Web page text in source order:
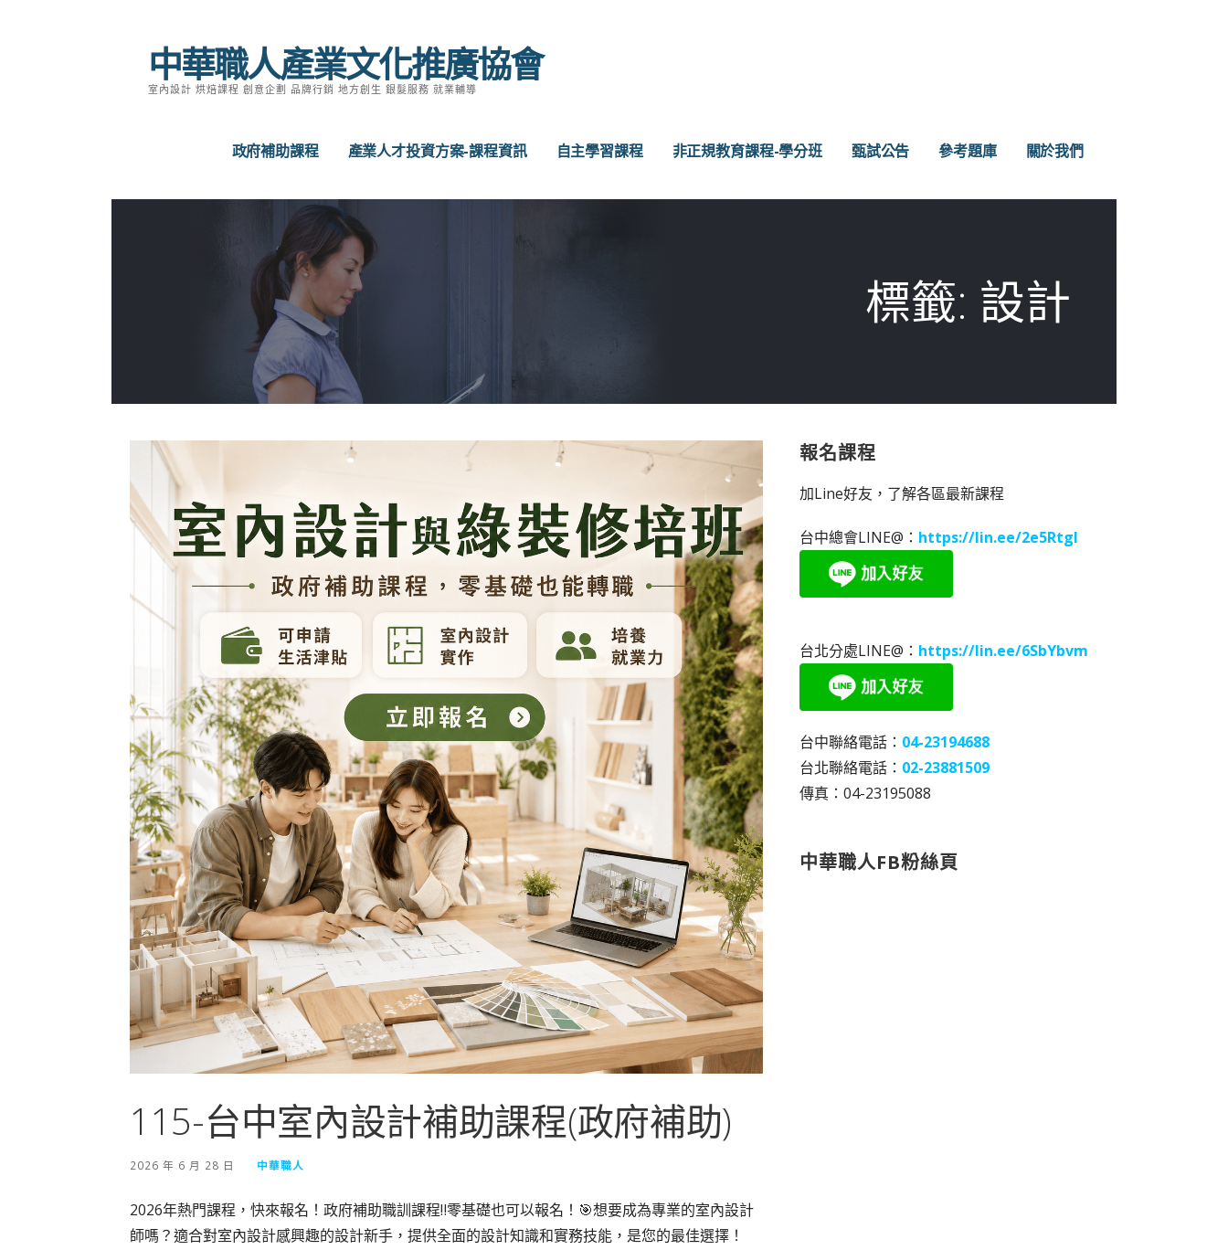
中華職人產業文化推廣協會
室內設計 烘焙課程 創意企劃 品牌行銷 地方創生 銀髮服務 就業輔導
政府補助課程 產業人才投資方案-課程資訊 自主學習課程 非正規教育課程-學分班 甄試公告 參考題庫 關於我們
標籤: 設計
115-台中室內設計補助課程(政府補助)
2026 年 6 月 28 日 中華職人
2026年熱門課程，快來報名！政府補助職訓課程‼️零基礎也可以報名！🎯想要成為專業的室內設計
師嗎？適合對室內設計感興趣的設計新手，提供全面的設計知識和實務技能，是您的最佳選擇！
報名課程
加Line好友，了解各區最新課程
台中總會LINE@： https://lin.ee/2e5RtgI
台北分處LINE@： https://lin.ee/6SbYbvm
台中聯絡電話： 04-23194688
台北聯絡電話： 02-23881509
傳真：04-23195088
中華職人FB粉絲頁